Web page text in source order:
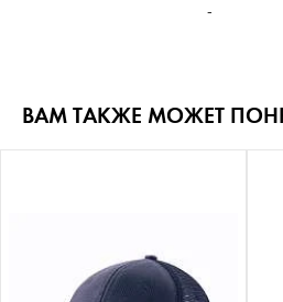
-
ВАМ ТАКЖЕ МОЖЕТ